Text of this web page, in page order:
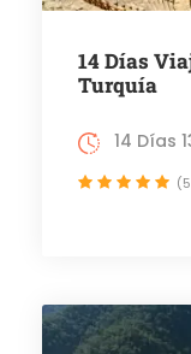
14 Días
Turquía
14 Días